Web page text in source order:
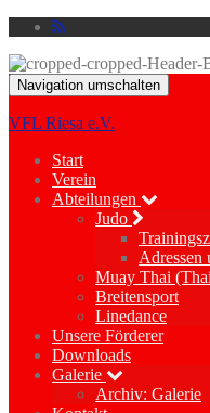
Navigation umschalten
VFL Riesa e.V.
Start
Verein
Abteilungen
Judo
Adressen
Muay Thai
Breitensport
Linedance
Unsere Förderer
Downloads
Galerie
Archiv: Galerie